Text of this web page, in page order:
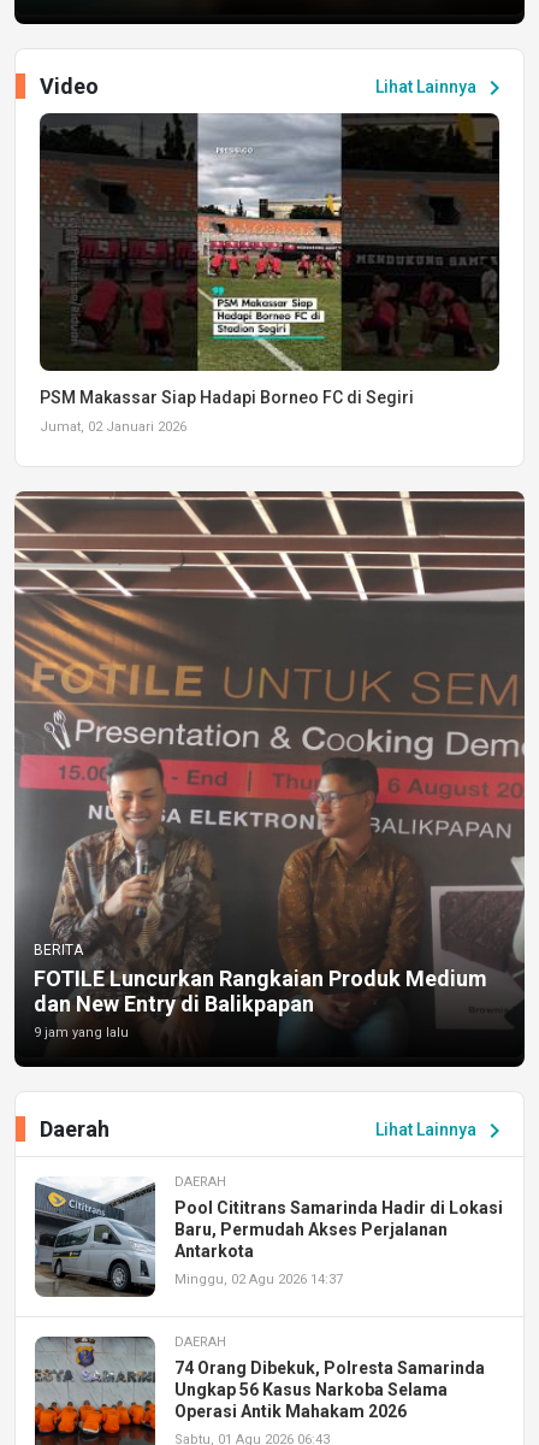
Lihat Lainnya chevron_right
Video
PSM Makassar Siap Hadapi Borneo FC di Segiri
Jumat, 02 Januari 2026
BERITA
FOTILE Luncurkan Rangkaian Produk Medium
dan New Entry di Balikpapan
9 jam yang lalu
Lihat Lainnya chevron_right
Daerah
DAERAH
Pool Cititrans Samarinda Hadir di Lokasi
Baru, Permudah Akses Perjalanan
Antarkota
Minggu, 02 Agu 2026 14:37
DAERAH
74 Orang Dibekuk, Polresta Samarinda
Ungkap 56 Kasus Narkoba Selama
Operasi Antik Mahakam 2026
Sabtu, 01 Agu 2026 06:43